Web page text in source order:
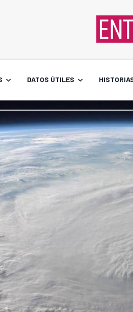
DATOS ÚTILES